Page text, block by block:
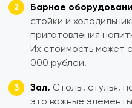
Барное
стойки и
приготовления
Их стоимость может
000 рублей.
Зал. Столы, стулья,
это важные